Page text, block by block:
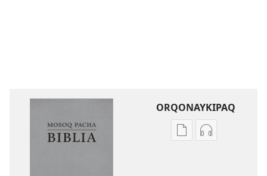
ORQONAYKIPAQ
Kaypi Kaypin